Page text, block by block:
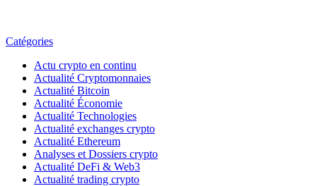
Catégories
Actu crypto en continu
Actualité Cryptomonnaies
Actualité Bitcoin
Actualité Économie
Actualité Technologies
Actualité exchanges crypto
Actualité Ethereum
Analyses et Dossiers crypto
Actualité DeFi & Web3
Actualité trading crypto